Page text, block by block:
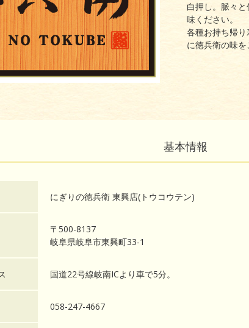
白押し。脈々
味ください。
各種お持ち帰
に徳兵衛の味
基本情報
にぎりの徳兵衛 東興店(トウコウテン)
〒500-8137
岐阜県岐阜市東興町33-1
国道22号線岐南ICより車で5分。
058-247-4667